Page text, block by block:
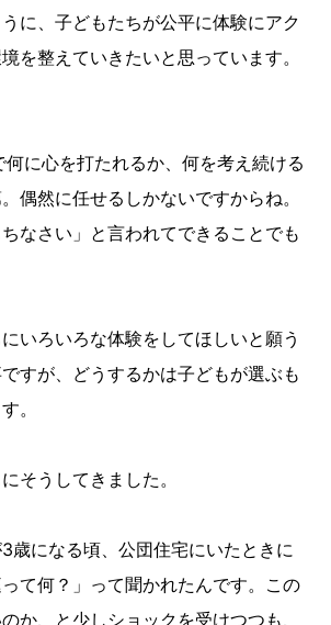
に、子どもたちが公平に体験にアク
を整えていきたいと思っています。
何に心を打たれるか、何を考え続ける
偶然に任せるしかないですからね。
ちなさい」と言われてできることでも
いろいろな体験をしてほしいと願う
すが、どうするかは子どもが選ぶも
。
そうしてきました。
歳になる頃、公団住宅にいたときに
って何？」って聞かれたんです。この
か、と少しショックを受けつつも、